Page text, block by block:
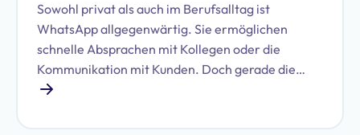
Sowohl privat als auch im Berufsalltag ist
WhatsApp allgegenwärtig. Sie ermöglichen
schnelle Absprachen mit Kollegen oder die
Kommunikation mit Kunden. Doch gerade die
Nutzung von WhatsApp im geschäftlichen Umfeld
welche das sind und ob Sie WhatsApp DSGVO-